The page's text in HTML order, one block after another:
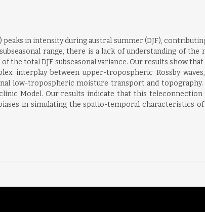
in intensity during austral summer (DJF),
range, there is a lack of understanding of
the total DJF subseasonal variance. Our results show
interplay between upper-tropospheric Rossby
low-tropospheric moisture transport and
Model. Our results indicate that this teleconnection
in simulating the spatio-temporal characteristics